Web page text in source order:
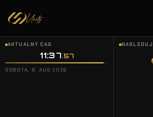
AKTUÁLNY ČAS
11:37 58
SOBOTA, 8. AUG 2026